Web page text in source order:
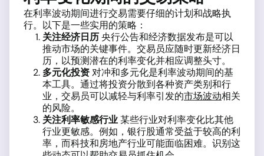
在利率波动期间进行交易需要仔细的计划和战略执
行。以下是一些实用的策略：
关注经济日历央行公告和经济数据发布是可以
推动市场的关键事件。交易员应随时更新经济日
历，以预测潜在的利率变化并相应调整头寸。
多元化投资对冲和多元化是利率波动期间的基
本工具。通过将投资分散到各种资产类别和行
业，交易员可以减轻与利率引发的市场波动相关
的风险。
关注利率敏感行业某些行业对利率变化比其他
行业更敏感。例如，银行股通常受益于较高的利
率，而科技和房地产行业可能面临困难。识别这